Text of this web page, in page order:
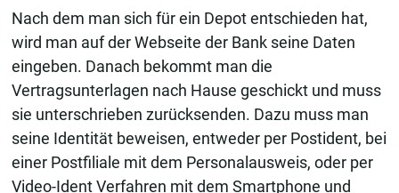
Nach dem man sich für ein Depot entschieden hat,
wird man auf der Webseite der Bank seine Daten
eingeben. Danach bekommt man die
Vertragsunterlagen nach Hause geschickt und muss
sie unterschrieben zurücksenden. Dazu muss man
seine Identität beweisen, entweder per Postident, bei
einer Postfiliale mit dem Personalausweis, oder per
Video-Ident Verfahren mit dem Smartphone und